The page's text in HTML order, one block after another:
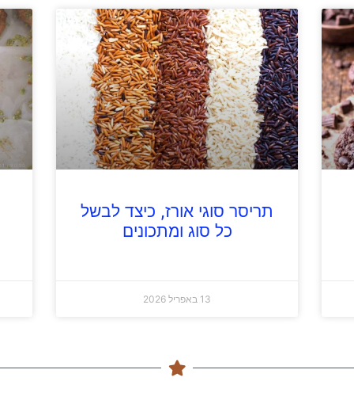
תריסר סוגי אורז, כיצד לבשל
כל סוג ומתכונים
13 באפריל 2026